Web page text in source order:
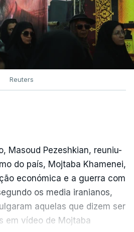
Reuters
Masoud Pezeshkian, reuniu-
do país, Mojtaba Khamenei,
económica e a guerra com
os media iranianos,
aquelas que dizem ser
em vídeo de Mojtaba